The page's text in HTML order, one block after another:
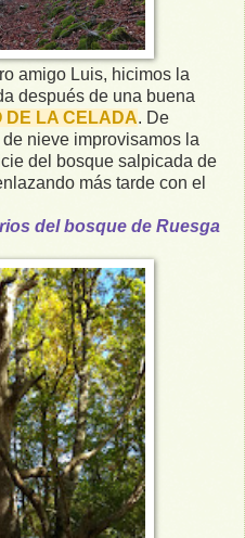
amigo Luis, hicimos la
después de una buena
DE LA CELADA. De
nieve improvisamos la
del bosque salpicada de
más tarde con el
del bosque de Ruesga